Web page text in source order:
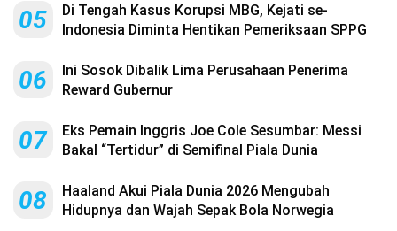
05
Di Tengah Kasus Korupsi MBG, Kejati se-
Indonesia Diminta Hentikan Pemeriksaan SPPG
06
Ini Sosok Dibalik Lima Perusahaan Penerima
Reward Gubernur
07
Eks Pemain Inggris Joe Cole Sesumbar: Messi
Bakal “Tertidur” di Semifinal Piala Dunia
08
Haaland Akui Piala Dunia 2026 Mengubah
Hidupnya dan Wajah Sepak Bola Norwegia